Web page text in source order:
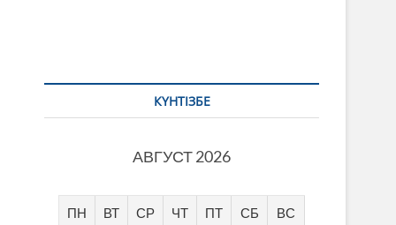
КҮНТІЗБЕ
АВГУСТ 2026
ПН ВТ СР ЧТ ПТ СБ ВС